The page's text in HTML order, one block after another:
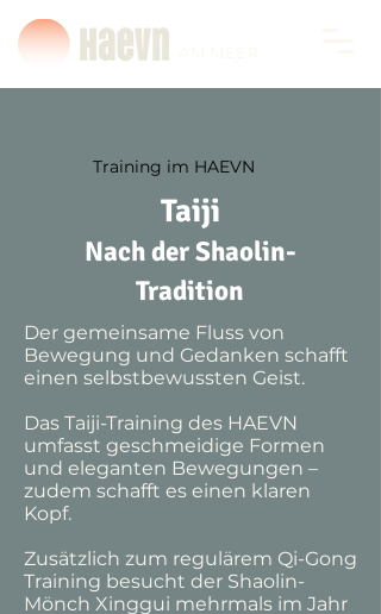
Training im HAEVN
Taiji
Nach der Shaolin-
Tradition
Der gemeinsame Fluss von
Bewegung und Gedanken schafft
einen selbstbewussten Geist.
Das Taiji-Training des HAEVN
umfasst geschmeidige Formen
und eleganten Bewegungen –
zudem schafft es einen klaren
Kopf.
Zusätzlich zum regulärem Qi-Gong
Training besucht der Shaolin-
Mönch Xinggui mehrmals im Jahr